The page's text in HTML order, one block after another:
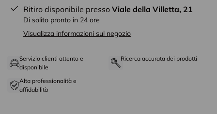
Ritiro disponibile presso Viale della Villetta, 21
Di solito pronto in 24 ore
Visualizza informazioni sul negozio
Servizio clienti attento e
disponibile
Ricerca accurata dei prodotti
Alta professionalità e
affidabilità